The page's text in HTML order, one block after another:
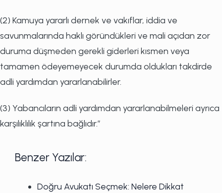
(2) Kamuya yararlı dernek ve vakıflar, iddia ve
savunmalarında haklı göründükleri ve mali açıdan zor
duruma düşmeden gerekli giderleri kısmen veya
tamamen ödeyemeyecek durumda oldukları takdirde
adli yardımdan yararlanabilirler.
(3) Yabancıların adli yardımdan yararlanabilmeleri ayrıca
karşılıklılık şartına bağlıdır.”
Benzer Yazılar:
Doğru Avukatı Seçmek: Nelere Dikkat